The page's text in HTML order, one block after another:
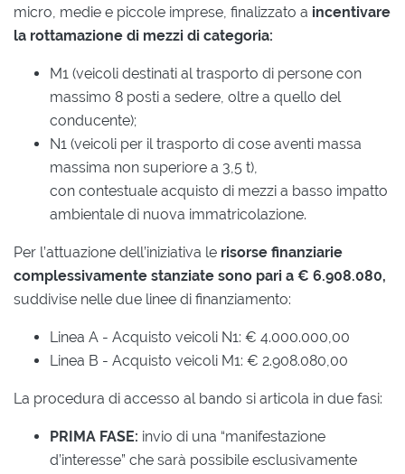
micro, medie e piccole imprese, finalizzato a incentivare
la rottamazione di mezzi di categoria:
M1 (veicoli destinati al trasporto di persone con
massimo 8 posti a sedere, oltre a quello del
conducente);
N1 (veicoli per il trasporto di cose aventi massa
massima non superiore a 3,5 t),
con contestuale acquisto di mezzi a basso impatto
ambientale di nuova immatricolazione.
Per l’attuazione dell’iniziativa le risorse finanziarie
complessivamente stanziate sono pari a € 6.908.080,
suddivise nelle due linee di finanziamento:
Linea A - Acquisto veicoli N1: € 4.000.000,00
Linea B - Acquisto veicoli M1: € 2.908.080,00
La procedura di accesso al bando si articola in due fasi:
PRIMA FASE: invio di una “manifestazione
d’interesse” che sarà possibile esclusivamente